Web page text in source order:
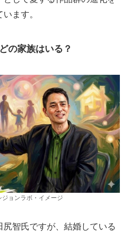
ます。
の家族はいる？
ジョンラボ・イメージ
智氏ですが、結婚している